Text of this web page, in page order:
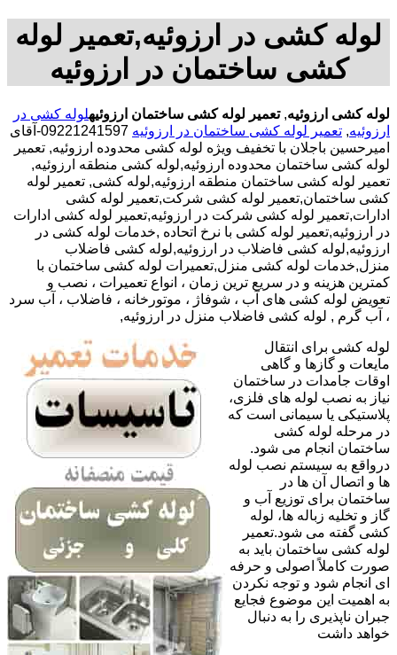
لوله کشی در ارزوئیه,تعمیر لوله
کشی ساختمان در ارزوئیه
لوله کشی ارزوئیه,تعمیر لوله کشی ساختمان ارزوئیهلوله کشی در
ارزوئیه, تعمیر لوله کشی ساختمان در ارزوئیه
09221241597-آقای
امیرحسین باجلان با تخفیف ویژه لوله کشی محدوده ارزوئیه, تعمیر
لوله کشی ساختمان محدوده ارزوئیه,لوله کشی منطقه ارزوئیه,
تعمیر لوله کشی ساختمان منطقه ارزوئیه,لوله کشی, تعمیر لوله
کشی ساختمان,تعمیر لوله کشی شرکت,تعمیر لوله کشی
ادارات,تعمیر لوله کشی شرکت در ارزوئیه,تعمیر لوله کشی ادارات
در ارزوئیه,تعمیر لوله کشی با نرخ اتحاده ,خدمات لوله کشی در
ارزوئیه,لوله کشی فاضلاب در ارزوئیه,لوله کشی فاضلاب
منزل,خدمات لوله کشی منزل,تعمیرات لوله کشی ساختمان با
کمترین هزینه و در سریع ترین زمان ، انواع تعمیرات ، نصب و
تعویض لوله کشی های آب ، شوفاژ ، موتورخانه ، فاضلاب ، آب سرد
، آب گرم , لوله کشی فاضلاب منزل در ارزوئیه,
لوله کشی برای انتقال
مایعات و گازها و گاهی
اوقات جامدات در ساختمان
نیاز به نصب لوله های فلزی،
پلاستیکی یا سیمانی است که
در مرحله لوله کشی
ساختمان انجام می شود.
درواقع به سیستم نصب لوله
ها و اتصال آن ها در
ساختمان برای توزیع آب و
گاز و تخلیه زباله ها، لوله
کشی گفته می شود.تعمیر
لوله کشی ساختمان باید به
صورت کاملاً اصولی و حرفه
ای انجام شود و توجه نکردن
به اهمیت این موضوع فجایع
جبران ناپذیری را به دنبال
خواهد داشت